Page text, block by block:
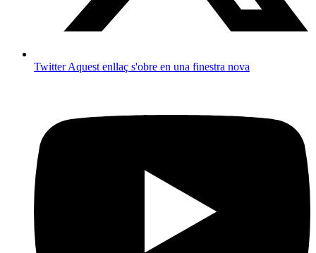
TwitterAquest enllaç s'obre en una finestra nova